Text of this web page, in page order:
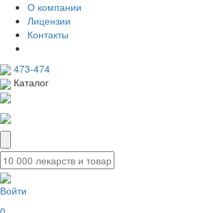
О компании
Лицензии
Контакты
473-474
Каталог
Войти